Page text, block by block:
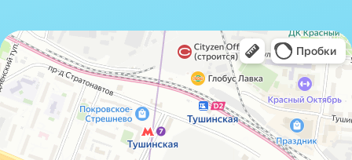
Политика конфиденциальности
Согласие на обработку персональных
данных
IceIceMarket © 2025